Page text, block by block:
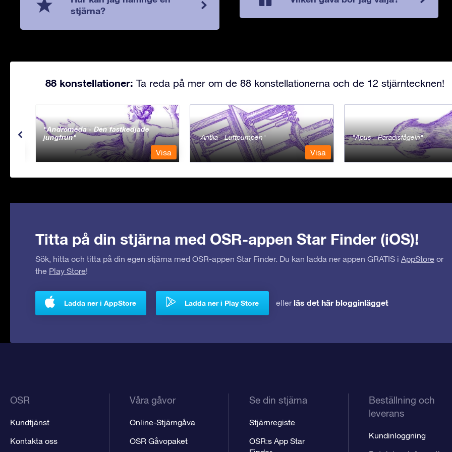
stjärna?
88 konstellationer: Ta reda på mer om de 88 konstellationerna och de 12 stjärntecknen!
Andromeda - Den fastkedjade
jungfrun
Visa
Antlia - Luftpumpen
Visa
Apus - Paradisfågeln
Titta på din stjärna med OSR-appen Star Finder (iOS)!
Sök, hitta och titta på din egen stjärna med OSR-appen Star Finder. Du kan ladda ner appen GRATIS i AppStore or
the Play Store!
Ladda ner i AppStore Ladda ner i Play Store eller läs det här blogginlägget
OSR
Kundtjänst
Kontakta oss
Våra gåvor
Online-Stjärngåva
OSR Gåvopaket
Se din stjärna
Stjärnregiste
OSR:s App Star
Beställning och
leverans
Kundinloggning